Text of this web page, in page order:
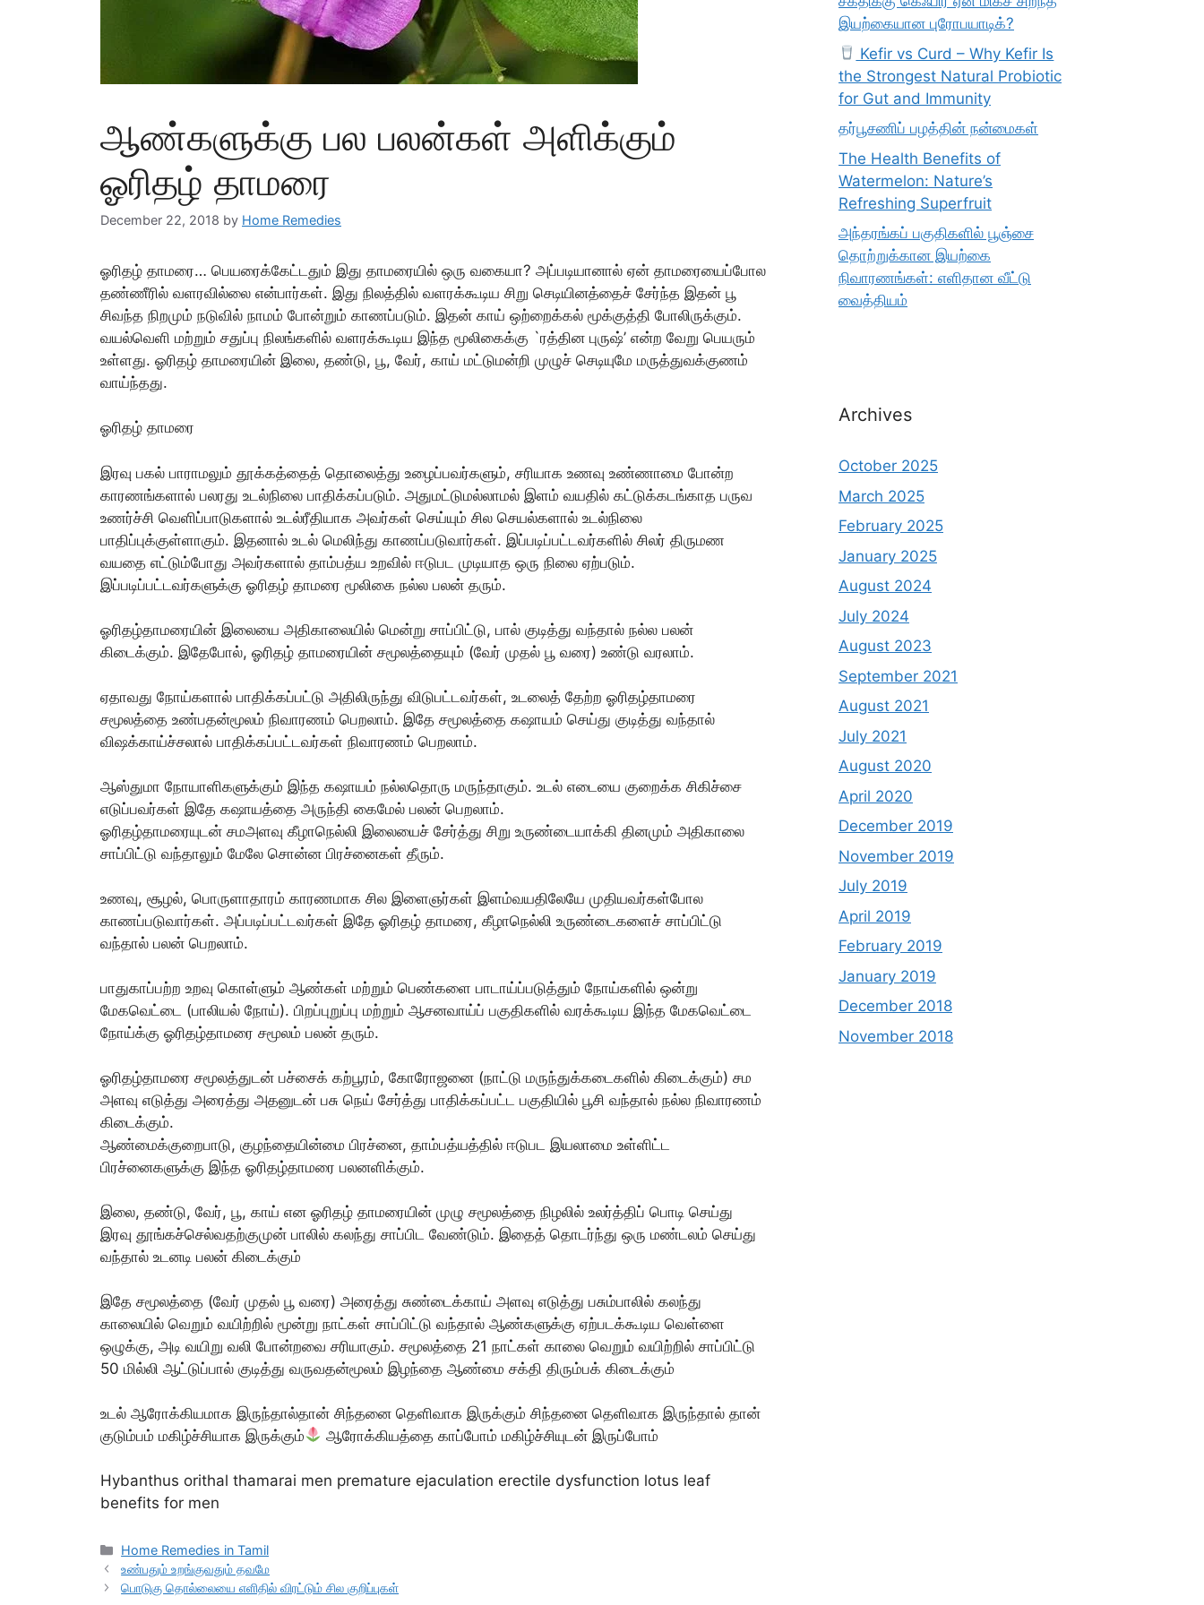
ஆண்களுக்கு பல பலன்கள் அளிக்கும்
ஓரிதழ் தாமரை
December 22, 2018 by Home Remedies
ஓரிதழ் தாமரை… பெயரைக்கேட்டதும் இது தாமரையில் ஒரு வகையா? அப்படியானால் ஏன் தாமரையைப்போல
தண்ணீரில் வளரவில்லை என்பார்கள். இது நிலத்தில் வளரக்கூடிய சிறு செடியினத்தைச் சேர்ந்த இதன் பூ
சிவந்த நிறமும் நடுவில் நாமம் போன்றும் காணப்படும். இதன் காய் ஒற்றைக்கல் மூக்குத்தி போலிருக்கும்.
வயல்வெளி மற்றும் சதுப்பு நிலங்களில் வளரக்கூடிய இந்த மூலிகைக்கு `ரத்தின புருஷ்’ என்ற வேறு பெயரும்
உள்ளது. ஓரிதழ் தாமரையின் இலை, தண்டு, பூ, வேர், காய் மட்டுமன்றி முழுச் செடியுமே மருத்துவக்குணம்
வாய்ந்தது.
ஓரிதழ் தாமரை
இரவு பகல் பாராமலும் தூக்கத்தைத் தொலைத்து உழைப்பவர்களும், சரியாக உணவு உண்ணாமை போன்ற
காரணங்களால் பலரது உடல்நிலை பாதிக்கப்படும். அதுமட்டுமல்லாமல் இளம் வயதில் கட்டுக்கடங்காத பருவ
உணர்ச்சி வெளிப்பாடுகளால் உடல்ரீதியாக அவர்கள் செய்யும் சில செயல்களால் உடல்நிலை
பாதிப்புக்குள்ளாகும். இதனால் உடல் மெலிந்து காணப்படுவார்கள். இப்படிப்பட்டவர்களில் சிலர் திருமண
வயதை எட்டும்போது அவர்களால் தாம்பத்ய உறவில் ஈடுபட முடியாத ஒரு நிலை ஏற்படும்.
இப்படிப்பட்டவர்களுக்கு ஓரிதழ் தாமரை மூலிகை நல்ல பலன் தரும்.
ஓரிதழ்தாமரையின் இலையை அதிகாலையில் மென்று சாப்பிட்டு, பால் குடித்து வந்தால் நல்ல பலன்
கிடைக்கும். இதேபோல், ஓரிதழ் தாமரையின் சமூலத்தையும் (வேர் முதல் பூ வரை) உண்டு வரலாம்.
ஏதாவது நோய்களால் பாதிக்கப்பட்டு அதிலிருந்து விடுபட்டவர்கள், உடலைத் தேற்ற ஓரிதழ்தாமரை
சமூலத்தை உண்பதன்மூலம் நிவாரணம் பெறலாம். இதே சமூலத்தை கஷாயம் செய்து குடித்து வந்தால்
விஷக்காய்ச்சலால் பாதிக்கப்பட்டவர்கள் நிவாரணம் பெறலாம்.
ஆஸ்துமா நோயாளிகளுக்கும் இந்த கஷாயம் நல்லதொரு மருந்தாகும். உடல் எடையை குறைக்க சிகிச்சை
எடுப்பவர்கள் இதே கஷாயத்தை அருந்தி கைமேல் பலன் பெறலாம்.
ஓரிதழ்தாமரையுடன் சமஅளவு கீழாநெல்லி இலையைச் சேர்த்து சிறு உருண்டையாக்கி தினமும் அதிகாலை
சாப்பிட்டு வந்தாலும் மேலே சொன்ன பிரச்னைகள் தீரும்.
உணவு, சூழல், பொருளாதாரம் காரணமாக சில இளைஞர்கள் இளம்வயதிலேயே முதியவர்கள்போல
காணப்படுவார்கள். அப்படிப்பட்டவர்கள் இதே ஓரிதழ் தாமரை, கீழாநெல்லி உருண்டைகளைச் சாப்பிட்டு
வந்தால் பலன் பெறலாம்.
பாதுகாப்பற்ற உறவு கொள்ளும் ஆண்கள் மற்றும் பெண்களை பாடாய்ப்படுத்தும் நோய்களில் ஒன்று
மேகவெட்டை (பாலியல் நோய்). பிறப்புறுப்பு மற்றும் ஆசனவாய்ப் பகுதிகளில் வரக்கூடிய இந்த மேகவெட்டை
நோய்க்கு ஓரிதழ்தாமரை சமூலம் பலன் தரும்.
ஓரிதழ்தாமரை சமூலத்துடன் பச்சைக் கற்பூரம், கோரோஜனை (நாட்டு மருந்துக்கடைகளில் கிடைக்கும்) சம
அளவு எடுத்து அரைத்து அதனுடன் பசு நெய் சேர்த்து பாதிக்கப்பட்ட பகுதியில் பூசி வந்தால் நல்ல நிவாரணம்
கிடைக்கும்.
ஆண்மைக்குறைபாடு, குழந்தையின்மை பிரச்னை, தாம்பத்யத்தில் ஈடுபட இயலாமை உள்ளிட்ட
பிரச்னைகளுக்கு இந்த ஓரிதழ்தாமரை பலனளிக்கும்.
இலை, தண்டு, வேர், பூ, காய் என ஓரிதழ் தாமரையின் முழு சமூலத்தை நிழலில் உலர்த்திப் பொடி செய்து
இரவு தூங்கச்செல்வதற்குமுன் பாலில் கலந்து சாப்பிட வேண்டும். இதைத் தொடர்ந்து ஒரு மண்டலம் செய்து
வந்தால் உடனடி பலன் கிடைக்கும்
இதே சமூலத்தை (வேர் முதல் பூ வரை) அரைத்து சுண்டைக்காய் அளவு எடுத்து பசும்பாலில் கலந்து
காலையில் வெறும் வயிற்றில் மூன்று நாட்கள் சாப்பிட்டு வந்தால் ஆண்களுக்கு ஏற்படக்கூடிய வெள்ளை
ஒழுக்கு, அடி வயிறு வலி போன்றவை சரியாகும். சமூலத்தை 21 நாட்கள் காலை வெறும் வயிற்றில் சாப்பிட்டு
50 மில்லி ஆட்டுப்பால் குடித்து வருவதன்மூலம் இழந்தை ஆண்மை சக்தி திரும்பக் கிடைக்கும்
உடல் ஆரோக்கியமாக இருந்தால்தான் சிந்தனை தெளிவாக இருக்கும் சிந்தனை தெளிவாக இருந்தால் தான்
குடும்பம் மகிழ்ச்சியாக இருக்கும்
ஆரோக்கியத்தை காப்போம் மகிழ்ச்சியுடன் இருப்போம்
Hybanthus orithal thamarai men premature ejaculation erectile dysfunction lotus leaf
benefits for men
Categories
Home Remedies in Tamil
உண்பதும் உறங்குவதும் தவமே
பொடுகு தொல்லையை எளிதில் விரட்டும் சில குறிப்புகள்
இயற்கையான புரோபயாடிக்?
Kefir vs Curd – Why Kefir Is
the Strongest Natural Probiotic
for Gut and Immunity
தர்பூசணிப் பழத்தின் நன்மைகள்
The Health Benefits of
Watermelon: Nature’s
Refreshing Superfruit
அந்தரங்கப் பகுதிகளில் பூஞ்சை
தொற்றுக்கான இயற்கை
நிவாரணங்கள்: எளிதான வீட்டு
வைத்தியம்
Archives
October 2025
March 2025
February 2025
January 2025
August 2024
July 2024
August 2023
September 2021
August 2021
July 2021
August 2020
April 2020
December 2019
November 2019
July 2019
April 2019
February 2019
January 2019
December 2018
November 2018